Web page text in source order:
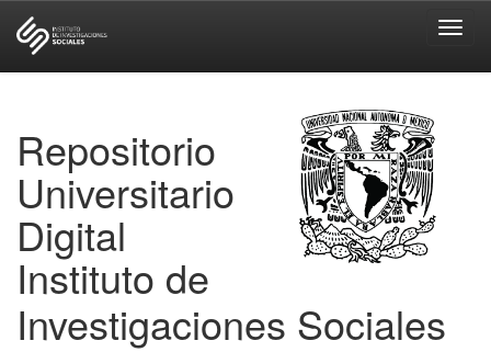
Repositorio
Universitario
Digital
Instituto de
Investigaciones Sociales